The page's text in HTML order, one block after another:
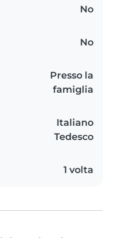
No
No
Presso la
famiglia
Italiano
Tedesco
1 volta